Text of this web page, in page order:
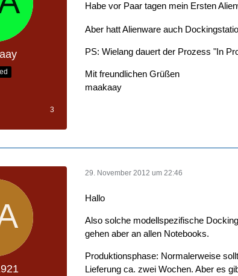
3
Habe vor Paar tagen mein Ersten
Aber hatt Alienware auch
PS: Wielang dauert der Prozess "In
Mit freundlichen Grüßen
maakaay
29. November 2012 um 22:46
Hallo
Also solche modellspezifische
gehen aber an allen Notebooks.
Produktionsphase: Normalerweise
Lieferung ca. zwei Wochen. Aber es